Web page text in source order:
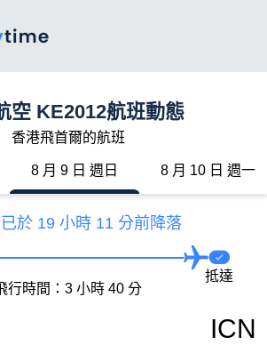
空 KE2012航班動態
香港飛首爾的航班
8 月 9 日 週日 8 月 10 日 週一
已於 19 小時 11 分前降落
行時間：3 小時 40 分
抵達
ICN